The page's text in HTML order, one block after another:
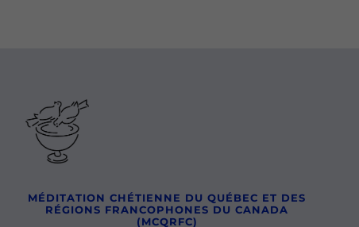
MÉDITATION CHÉTIENNE DU QUÉBEC ET DES
RÉGIONS FRANCOPHONES DU CANADA
(MCQRFC)